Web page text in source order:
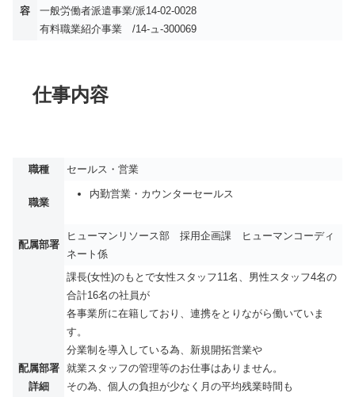
容
一般労働者派遣事業/派14-02-0028
有料職業紹介事業 /14-ュ-300069
仕事内容
職種 セールス・営業
職業
内勤営業・カウンターセールス
配属部署
ヒューマンリソース部 採用企画課 ヒューマンコーディ
ネート係
配属部署
詳細
課長(女性)のもとで女性スタッフ11名、男性スタッフ4名の
合計16名の社員が
各事業所に在籍しており、連携をとりながら働いていま
す。
分業制を導入している為、新規開拓営業や
就業スタッフの管理等のお仕事はありません。
その為、個人の負担が少なく月の平均残業時間も